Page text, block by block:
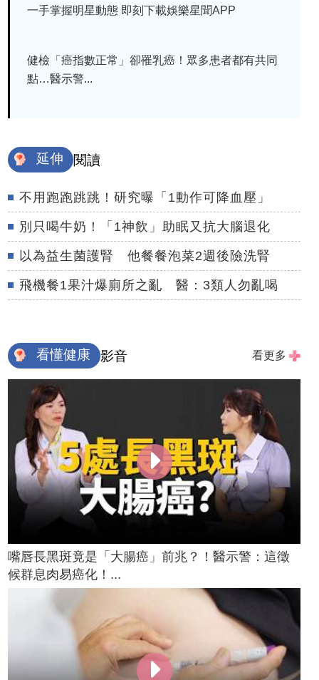
一手掌握明星動態 即刻下載娛樂星聞APP
健檢「癌指數正常」卻罹乳癌！眾多患者都有共同
點…醫示警...
延伸 閱讀
不用跑跑跳跳！研究曝「1動作可降血壓」
別只喝牛奶！「1神飲」助眠又抗大腦退化
以為益生菌護腎 他餐餐泡菜2週後險洗腎
飛機餐1果汁爆廁所之亂 醫：3類人勿亂喝
看懂健康 影音 看更多
嘴唇長黑斑竟是「大腸癌」前兆？！醫示警：這徵
候群息肉易癌化！...